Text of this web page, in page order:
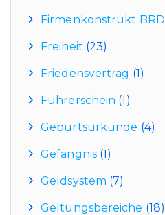
Firmenkonstrukt BRD
Freiheit (23)
Friedensvertrag (1)
Führerschein (1)
Geburtsurkunde (4)
Gefängnis(1)
Geldsystem (7)
Geltungsbereiche (18)